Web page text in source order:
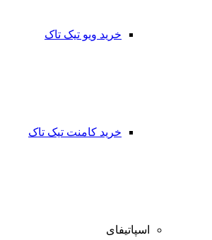
خرید ویو تیک تاک
خرید کامنت تیک تاک
اسپاتیفای